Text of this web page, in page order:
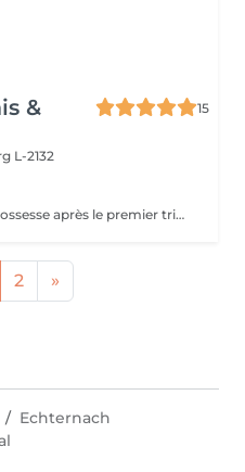
&
15
L-2132
Conçu pour accompagner la grossesse après le premier trimestre, ou la période du post-partum, ce soin allie douceur et efficacité. Les gestes, spécifiquement adaptés, améliorent l'élasticité de la peau et stimulent la circulation, tout en apaisant les tensions propres à cette période de la vie. Une parenthèse sur-mesure, pensée pour soulager le corps et offrir un moment de calme absolu à la future ou jeune maman.
2 »
Echternach